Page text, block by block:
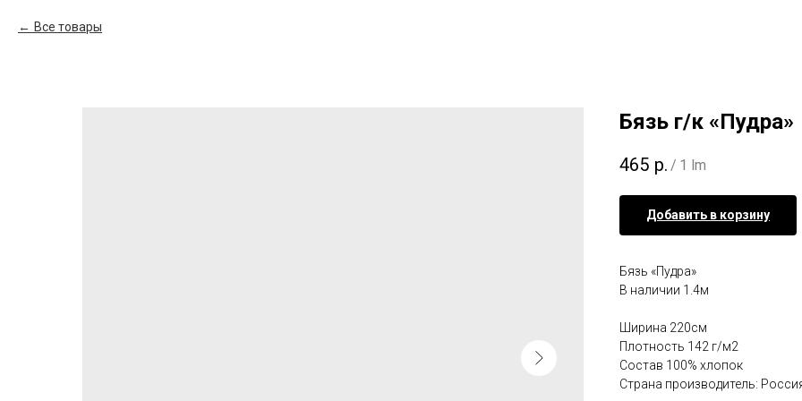
Все товары
Бязь г/к «Пудра»
465 р. / 1 lm
Добавить в корзину
Бязь «Пудра»
В наличии 1.4м
Ширина 220см
Плотность 142 г/м2
Состав 100% хлопок
Страна производитель: